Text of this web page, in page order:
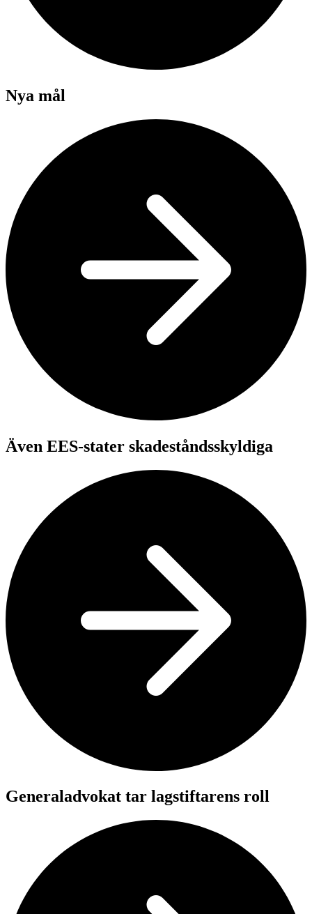
Nya mål
Även EES-stater skadeståndsskyldiga
Generaladvokat tar lagstiftarens roll